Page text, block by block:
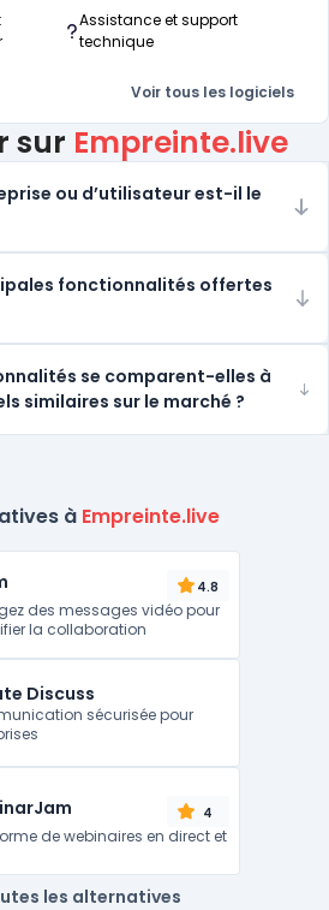
Assistance et support
technique
Voir tous les logiciels
sur Empreinte.live
ou d’utilisateur est-il le
fonctionnalités offertes
se comparent-elles à
similaires sur le marché ?
à Empreinte.live
4.8
des messages vidéo pour
la collaboration
Discuss
sécurisée pour
4
de webinaires en direct et
les alternatives